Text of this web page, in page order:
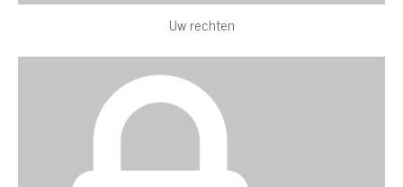
Uw rechten